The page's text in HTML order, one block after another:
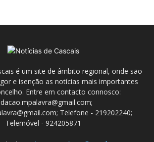
é um site de âmbito regional, onde são
e isenção as notícias mais importantes
Entre em contacto connosco:
Telefone - 219202240;
Telemóvel - 924205871